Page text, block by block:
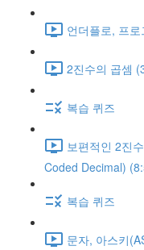
언더플로, 프
2진수의 곱셈
복습 퀴즈
보편적인 2진
Coded Decimal)
복습 퀴즈
문자, 아스키